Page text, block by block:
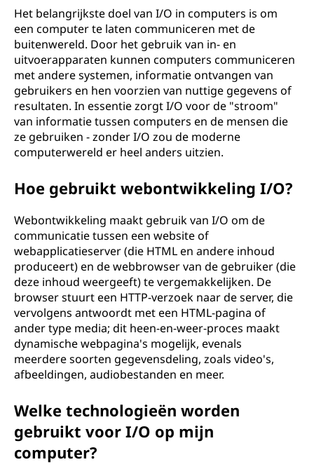
Het belangrijkste doel van I/O in computers is om
een computer te laten communiceren met de
buitenwereld. Door het gebruik van in- en
uitvoerapparaten kunnen computers communiceren
met andere systemen, informatie ontvangen van
gebruikers en hen voorzien van nuttige gegevens of
resultaten. In essentie zorgt I/O voor de "stroom"
van informatie tussen computers en de mensen die
ze gebruiken - zonder I/O zou de moderne
computerwereld er heel anders uitzien.
Hoe gebruikt webontwikkeling I/O?
Webontwikkeling maakt gebruik van I/O om de
communicatie tussen een website of
webapplicatieserver (die HTML en andere inhoud
produceert) en de webbrowser van de gebruiker (die
deze inhoud weergeeft) te vergemakkelijken. De
browser stuurt een HTTP-verzoek naar de server, die
vervolgens antwoordt met een HTML-pagina of
ander type media; dit heen-en-weer-proces maakt
dynamische webpagina's mogelijk, evenals
meerdere soorten gegevensdeling, zoals video's,
afbeeldingen, audiobestanden en meer.
Welke technologieën worden
gebruikt voor I/O op mijn
computer?